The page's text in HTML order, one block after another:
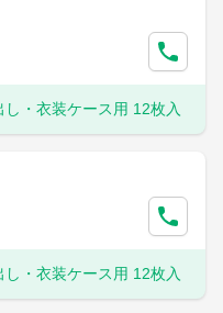
・衣装ケース用 12枚入
・衣装ケース用 12枚入